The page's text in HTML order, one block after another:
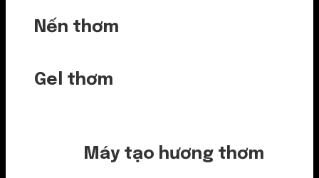
Nến thơm
Gel thơm
Máy tạo hương thơm